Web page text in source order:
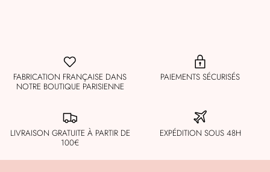
FABRICATION FRANÇAISE DANS
NOTRE BOUTIQUE PARISIENNE
PAIEMENTS SÉCURISÉS
LIVRAISON GRATUITE À PARTIR DE
100€
EXPÉDITION SOUS 48H